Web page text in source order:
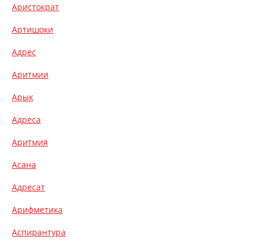
Аристократ
Артишоки
Адрес
Аритмии
Арык
Адреса
Аритмия
Асана
Адресат
Арифметика
Аспирантура